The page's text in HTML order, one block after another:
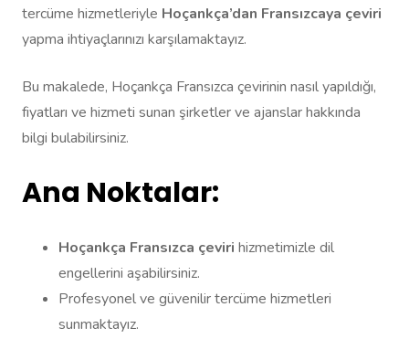
tercüme hizmetleriyle Hoçankça’dan Fransızcaya çeviri
yapma ihtiyaçlarınızı karşılamaktayız.
Bu makalede, Hoçankça Fransızca çevirinin nasıl yapıldığı,
fiyatları ve hizmeti sunan şirketler ve ajanslar hakkında
bilgi bulabilirsiniz.
Ana Noktalar:
Hoçankça Fransızca çeviri hizmetimizle dil
engellerini aşabilirsiniz.
Profesyonel ve güvenilir tercüme hizmetleri
sunmaktayız.